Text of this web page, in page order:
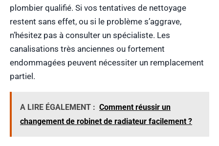
plombier qualifié. Si vos tentatives de nettoyage
restent sans effet, ou si le problème s’aggrave,
n’hésitez pas à consulter un spécialiste. Les
canalisations très anciennes ou fortement
endommagées peuvent nécessiter un remplacement
partiel.
A LIRE ÉGALEMENT : Comment réussir un
changement de robinet de radiateur facilement ?